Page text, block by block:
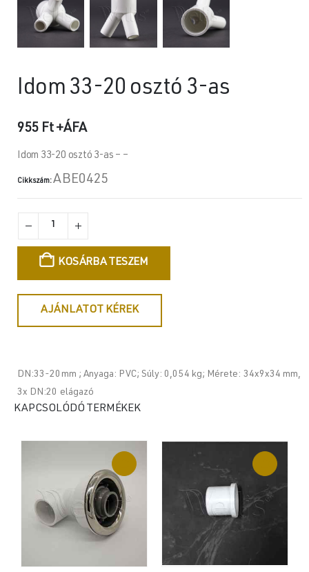
Idom 33-20 osztó 3-as
955 Ft+ÁFA
Idom 33-20 osztó 3-as – –
Cikkszám:ABE0425
KOSÁRBA TESZEM
AJÁNLATOT KÉREK
DN:33-20mm ; Anyaga: PVC; Súly: 0,054 kg; Mérete: 34x9x34 mm,
3x DN:20 elágazó
KAPCSOLÓDÓ TERMÉKEK